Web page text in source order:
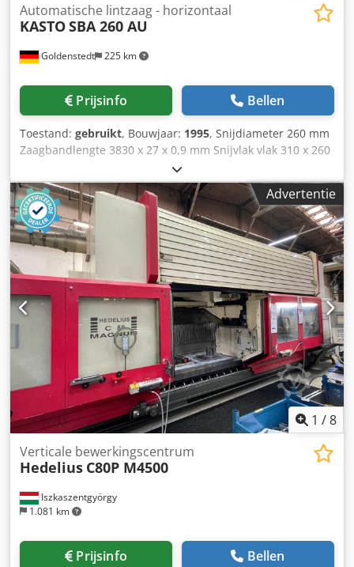
Goldenstedt 225 km
Automatische lintzaag - horizontaal
KASTOSBA 260 AU
Prijsinfo Bellen
Toestand: gebruikt, Bouwjaar: 1995, Snijdiameter 260 mm
Zaagbandlengte 3830 x 27 x 0,9 mm Snijvlak vlak 310 x 260
mm Crodewhqxmspfx Alwjf Snijvlak vierkant 260 x 260 mm
Snijsnelheid continu 19-110 m/min Aanvoerlengte 750 mm
Meervoudige invoerlengte 6750 mm Materiaalsteunhoogte
700 mm Gewicht van de machine ca. 1,4 ton Afmetingen
ca. 2100x2300x1720/1300 mm incl. diverse zaagbladen
incl. spaantransportband
Advertentie
1 /8
Iszkaszentgyörgy
1.081 km
Verticale bewerkingscentrum
Hedelius C80P M4500
Prijsinfo Bellen